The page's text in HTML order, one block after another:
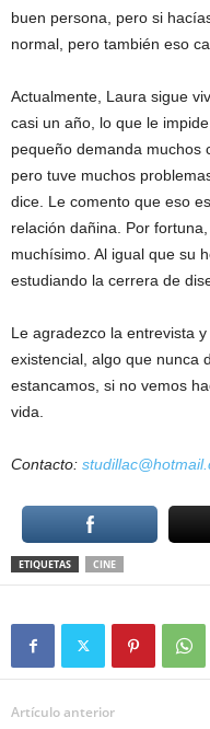
buen persona, pero si
normal, pero también eso
Actualmente, Laura sigue
casi un año, lo que le
pequeño demanda muchos
pero tuve muchos
dice. Le comento que eso
relación dañina. Por
muchísimo. Al igual que su
estudiando la cerrera de
Le agradezco la entrevista
existencial, algo que nunca
estancamos, si no vemos
vida.
Contacto:
ETIQUETAS CINE
Artículo anterior